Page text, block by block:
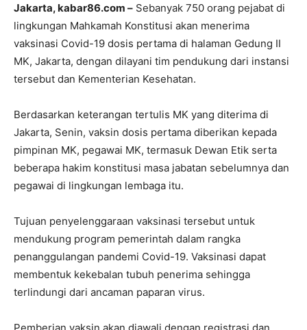
Jakarta, kabar86.com – Sebanyak 750 orang pejabat di
lingkungan Mahkamah Konstitusi akan menerima
vaksinasi Covid-19 dosis pertama di halaman Gedung II
MK, Jakarta, dengan dilayani tim pendukung dari instansi
tersebut dan Kementerian Kesehatan.
Berdasarkan keterangan tertulis MK yang diterima di
Jakarta, Senin, vaksin dosis pertama diberikan kepada
pimpinan MK, pegawai MK, termasuk Dewan Etik serta
beberapa hakim konstitusi masa jabatan sebelumnya dan
pegawai di lingkungan lembaga itu.
Tujuan penyelenggaraan vaksinasi tersebut untuk
mendukung program pemerintah dalam rangka
penanggulangan pandemi Covid-19. Vaksinasi dapat
membentuk kekebalan tubuh penerima sehingga
terlindungi dari ancaman paparan virus.